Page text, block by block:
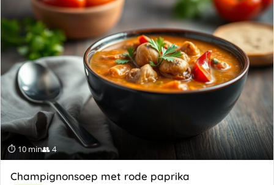
⏱ 10 min👥 4
Champignonsoep met rode paprika